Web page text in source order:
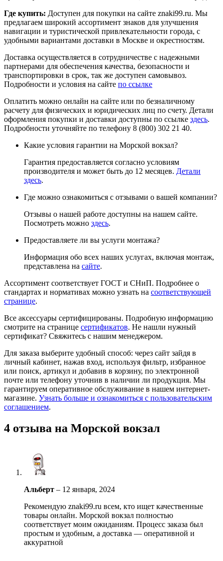
Где купить: Доступен для покупки на сайте znaki99.ru. Мы
предлагаем широкий ассортимент знаков для улучшения
навигации и туристической привлекательности города, с
удобными вариантами доставки в Москве и окрестностям.
Доставка осуществляется в сотрудничестве с надежными
партнерами для обеспечения качества, безопасности и
транспортировки в срок, так же доступен самовывоз.
Подробности и условия на сайте по ссылке
Оплатить можно онлайн на сайте или по безналичному
расчету для физических и юридических лиц по счету. Детали
оформления покупки и доставки доступны по ссылке здесь.
Подробности уточняйте по телефону 8 (800) 302 21 40.
Какие условия гарантии на Морской вокзал?
Гарантия предоставляется согласно условиям
производителя и может быть до 12 месяцев. Детали
здесь.
Где можно ознакомиться с отзывами о вашей компании?
Отзывы о нашей работе доступны на нашем сайте.
Посмотреть можно здесь.
Предоставляете ли вы услуги монтажа?
Информация обо всех наших услугах, включая монтаж,
представлена на сайте.
Ассортимент соответствует ГОСТ и СНиП. Подробнее о
стандартах и нормативах можно узнать на соответствующей
странице.
Все аксессуары сертифицированы. Подробную информацию
смотрите на странице сертификатов. Не нашли нужный
сертификат? Свяжитесь с нашим менеджером.
Для заказа выберите удобный способ: через сайт зайдя в
личный кабинет, нажав вход, используя фильтр, избранное
или поиск, артикул и добавив в корзину, по электронной
почте или телефону уточнив в наличии ли продукция. Мы
гарантируем оперативное обслуживание в нашем интернет-
магазине. Узнать больше и ознакомиться с пользовательским
соглашением.
4 отзыва на Морской вокзал
Альберт – 12 января, 2024
Рекомендую znaki99.ru всем, кто ищет качественные
товары онлайн. Морской вокзал полностью
соответствует моим ожиданиям. Процесс заказа был
простым и удобным, а доставка — оперативной и
аккуратной